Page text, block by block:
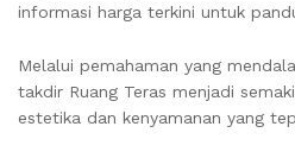
informasi harga terkini untuk
Melalui pemahaman yang
takdir Ruang Teras menjadi
estetika dan kenyamanan yang